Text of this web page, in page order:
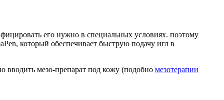
его нужно в специальных условиях. поэтому
который обеспечивает быструю подачу игл в
вводить мезо-препарат под кожу (подобно мезотерапии